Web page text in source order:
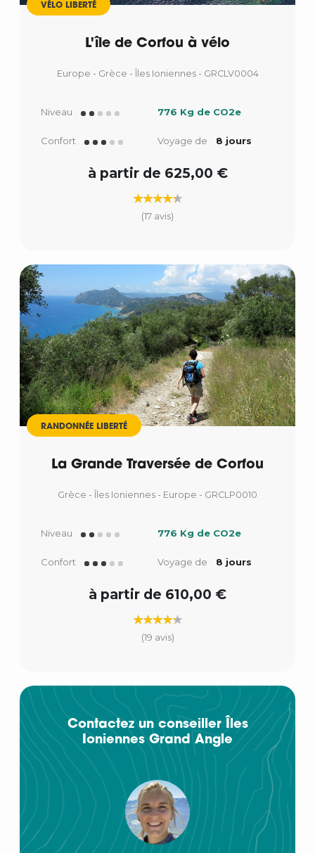
VÉLO LIBERTÉ
L'île de Corfou à vélo
Europe - Grèce - Îles Ioniennes - GRCLV0004
Niveau 776 Kg de CO2e
Confort Voyage de 8 jours
à partir de 625,00 €
(17 avis)
RANDONNÉE LIBERTÉ
La Grande Traversée de Corfou
Grèce - Îles Ioniennes - Europe - GRCLP0010
Niveau 776 Kg de CO2e
Confort Voyage de 8 jours
à partir de 610,00 €
(19 avis)
Contactez un conseiller Îles
Ioniennes Grand Angle